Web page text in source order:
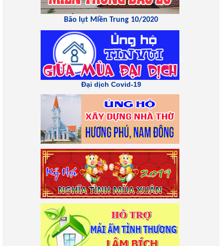
Bão lụt Miền Trung 10/2020
Đại dịch Covid-19